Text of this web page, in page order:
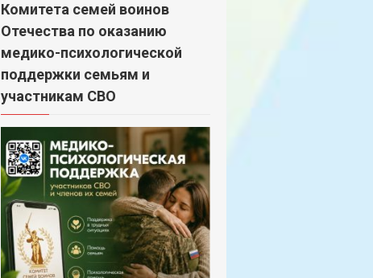
Комитета семей воинов
Отечества по оказанию
медико-психологической
поддержки семьям и
участникам СВО